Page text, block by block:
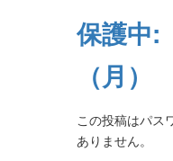
保護中:
（月）
この投稿はパス
ありません。